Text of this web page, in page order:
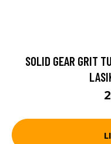
SOLID GEAR GRIT